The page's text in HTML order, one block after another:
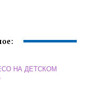
НА ДЕТСКОМ